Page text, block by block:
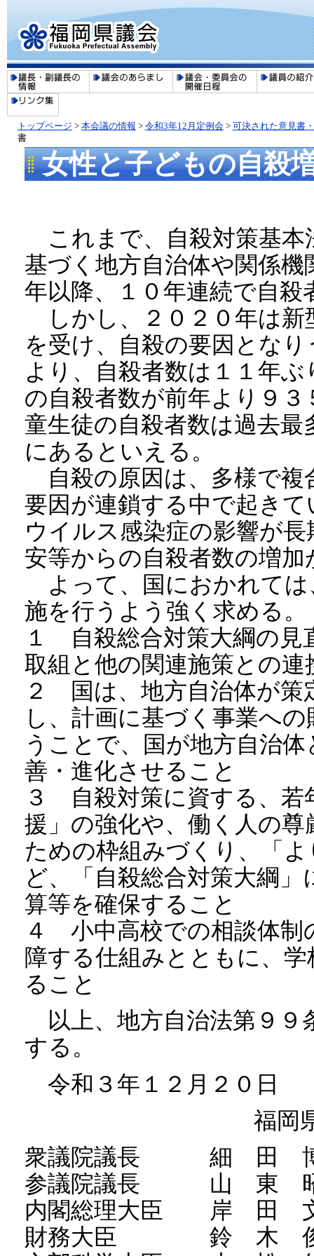
トップページ > 本会議の情報 > 令和3年12月定例会> 可決された意見書
書
女性と子どもの自殺
これまで、自殺対策基本
基づく地方自治体や関係
年以降、１０年連続で自
しかし、２０２０年は新
を受け、自殺の要因とな
より、自殺者数は１１年
の自殺者数が前年より９
童生徒の自殺者数は過去
にあるといえる。
自殺の原因は、多様で複
要因が連鎖する中で起き
ウイルス感染症の影響が
安等からの自殺者数の増
よって、国におかれては
施を行うよう強く求める。
１ 自殺総合対策大綱の見
取組と他の関連施策との
２ 国は、地方自治体が策
し、計画に基づく事業へ
うことで、国が地方自治
善・進化させること
３ 自殺対策に資する、若
援」の強化や、働く人の
ための枠組みづくり、「
ど、「自殺総合対策大綱
算等を確保すること
４ 小中高校での相談体制
障する仕組みとともに、
ること
以上、地方自治法第９９
する。
令和３年１２月２０日
福
衆議院議長 細 田
参議院議長 山 東
内閣総理大臣 岸 田
財務大臣 鈴 木